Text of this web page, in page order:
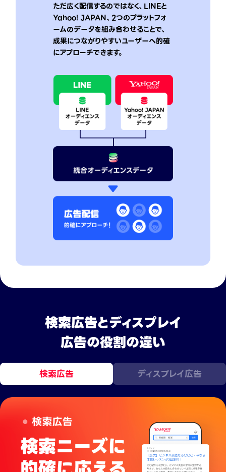
ただ広く配信するのではなく、LINEと
Yahoo! JAPAN、2つのプラットフォ
ームのデータを組み合わせることで、
成果につながりやすいユーザーへ的確
にアプローチできます。
検索広告とディスプレイ
広告の役割の違い
検索広告 ディスプレイ広告